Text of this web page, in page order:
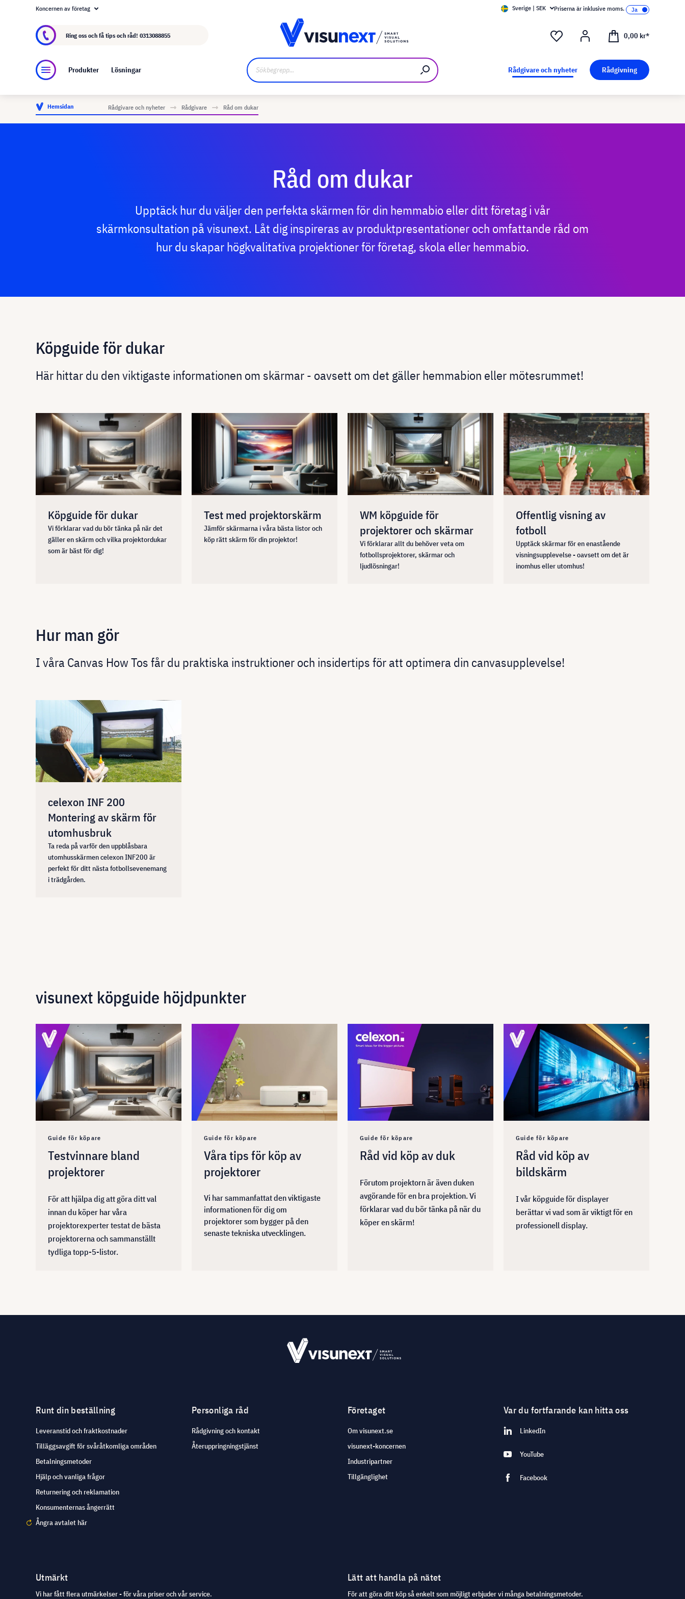
Om visunext.se
Koncernen av företag Sverige | SEK Priserna är inklusive moms.
Ring oss och få tips och råd! 0313088855 0,00 kr*
Produkter Lösningar Rådgivare och nyheter Rådgivning
Hemsidan Rådgivare och nyheter Rådgivare Råd om dukar
Råd om dukar
Upptäck hur du väljer den perfekta skärmen för din hemmabio eller ditt företag i vår
skärmkonsultation på visunext. Låt dig inspireras av produktpresentationer och omfattande råd om
hur du skapar högkvalitativa projektioner för företag, skola eller hemmabio.
Köpguide för dukar
Här hittar du den viktigaste informationen om skärmar - oavsett om det gäller hemmabion eller mötesrummet!
Köpguide för dukar
Vi förklarar vad du bör tänka på när det
gäller en skärm och vilka projektordukar
som är bäst för dig!
Test med projektorskärm
Jämför skärmarna i våra bästa listor och
köp rätt skärm för din projektor!
WM köpguide för
projektorer och skärmar
Vi förklarar allt du behöver veta om
fotbollsprojektorer, skärmar och
ljudlösningar!
Offentlig visning av
fotboll
Upptäck skärmar för en enastående
visningsupplevelse - oavsett om det är
inomhus eller utomhus!
Hur man gör
I våra Canvas How Tos får du praktiska instruktioner och insidertips för att optimera din canvasupplevelse!
celexon INF 200
Montering av skärm för
utomhusbruk
Ta reda på varför den uppblåsbara
utomhusskärmen celexon INF200 är
perfekt för ditt nästa fotbollsevenemang
i trädgården.
visunext köpguide höjdpunkter
Guide för köpare
Testvinnare bland
projektorer
För att hjälpa dig att göra ditt val
innan du köper har våra
projektorexperter testat de bästa
projektorerna och sammanställt
tydliga topp-5-listor.
Guide för köpare
Våra tips för köp av
projektorer
Vi har sammanfattat den viktigaste
informationen för dig om
projektorer som bygger på den
senaste tekniska utvecklingen.
Guide för köpare
Råd vid köp av duk
Förutom projektorn är även duken
avgörande för en bra projektion. Vi
förklarar vad du bör tänka på när du
köper en skärm!
Guide för köpare
Råd vid köp av
bildskärm
I vår köpguide för displayer
berättar vi vad som är viktigt för en
professionell display.
Runt din beställning
Leveranstid och fraktkostnader
Tilläggsavgift för svåråtkomliga områden
Betalningsmetoder
Hjälp och vanliga frågor
Returnering och reklamation
Konsumenternas ångerrätt
Ångra avtalet här
Personliga råd
Rådgivning och kontakt
Återuppringningstjänst
Företaget
Om visunext.se
visunext-koncernen
Industripartner
Tillgänglighet
Var du fortfarande kan hitta oss
LinkedIn
YouTube
Facebook
Utmärkt
Vi har fått flera utmärkelser - för våra priser och vår service.
Lätt att handla på nätet
För att göra ditt köp så enkelt som möjligt erbjuder vi många betalningsmetoder.